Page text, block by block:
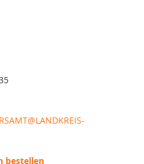
bestellen